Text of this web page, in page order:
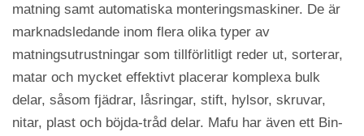
matning samt automatiska monteringsmaskiner. De är
marknadsledande inom flera olika typer av
matningsutrustningar som tillförlitligt reder ut, sorterar,
matar och mycket effektivt placerar komplexa bulk
delar, såsom fjädrar, låsringar, stift, hylsor, skruvar,
nitar, plast och böjda-tråd delar. Mafu har även ett Bin-